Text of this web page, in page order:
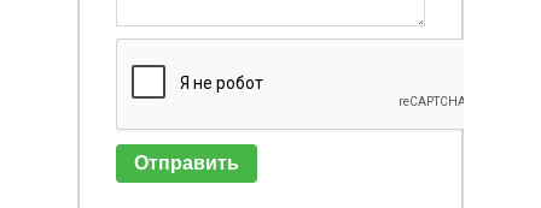
Отправить